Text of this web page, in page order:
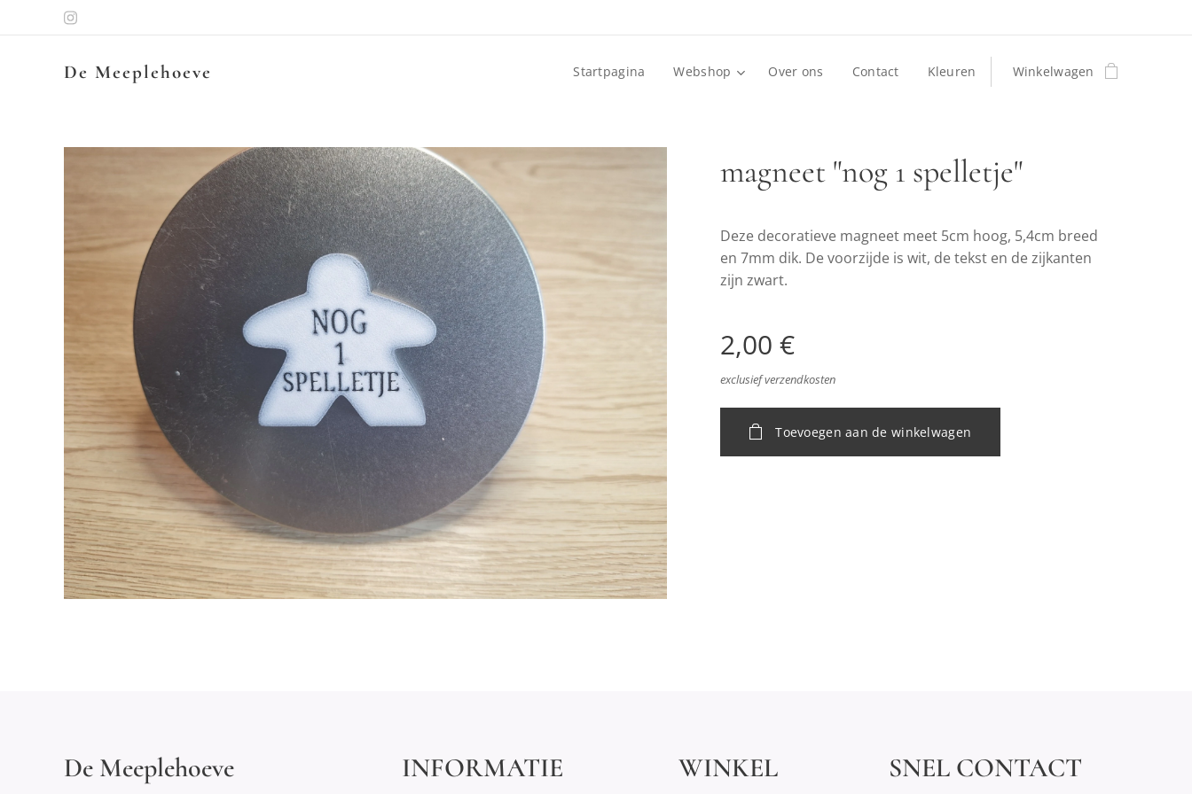
De Meeplehoeve Startpagina Webshop Over ons Contact Kleuren Winkelwagen
magneet "nog 1 spelletje"
Deze decoratieve magneet meet 5cm hoog, 5,4cm breed
en 7mm dik. De voorzijde is wit, de tekst en de zijkanten
zijn zwart.
2,00 €
exclusief verzendkosten
Toevoegen aan de winkelwagen
De Meeplehoeve INFORMATIE WINKEL SNEL CONTACT